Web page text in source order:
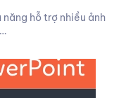
hỗ trợ nhiều ảnh